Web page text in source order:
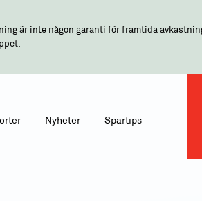
är inte någon garanti för framtida
Nyheter Spartips